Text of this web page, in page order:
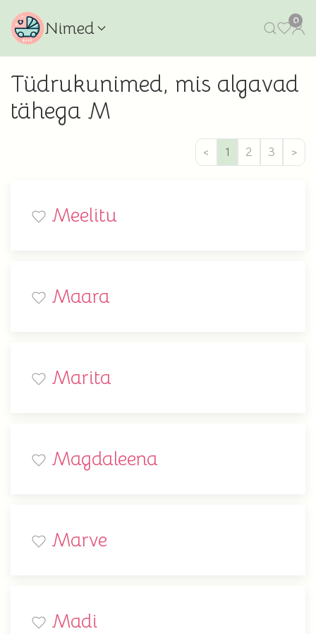
Nimed 0
Tüdrukunimed, mis algavad
tähega M
< 1 2 3 >
Meelitu
Maara
Marita
Magdaleena
Marve
Madi